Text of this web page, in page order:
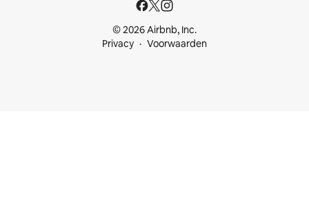
© 2026 Airbnb, Inc.
Privacy
Voorwaarden